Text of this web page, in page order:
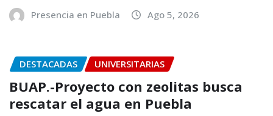
Presencia en Puebla Ago 5, 2026
DESTACADAS UNIVERSITARIAS
BUAP.-Proyecto con zeolitas busca
rescatar el agua en Puebla